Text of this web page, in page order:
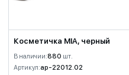
Косметичка MIA, черный
В наличии:880 шт.
Артикул:ap-22012.02